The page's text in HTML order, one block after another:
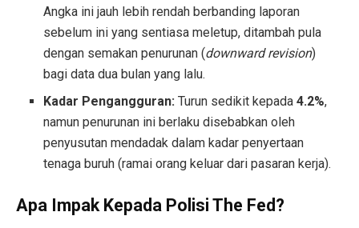
Angka ini jauh lebih rendah berbanding laporan
sebelum ini yang sentiasa meletup, ditambah pula
dengan semakan penurunan (downward revision)
bagi data dua bulan yang lalu.
Kadar Pengangguran: Turun sedikit kepada4.2%,
namun penurunan ini berlaku disebabkan oleh
penyusutan mendadak dalam kadar penyertaan
tenaga buruh (ramai orang keluar dari pasaran kerja).
Apa Impak Kepada Polisi The Fed?